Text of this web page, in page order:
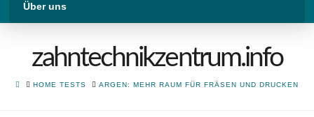
Über uns
zahntechnikzentrum.info
HOMEHOME TESTS ARGEN: MEHR RAUM FÜR FRÄSEN UND DRUCKEN